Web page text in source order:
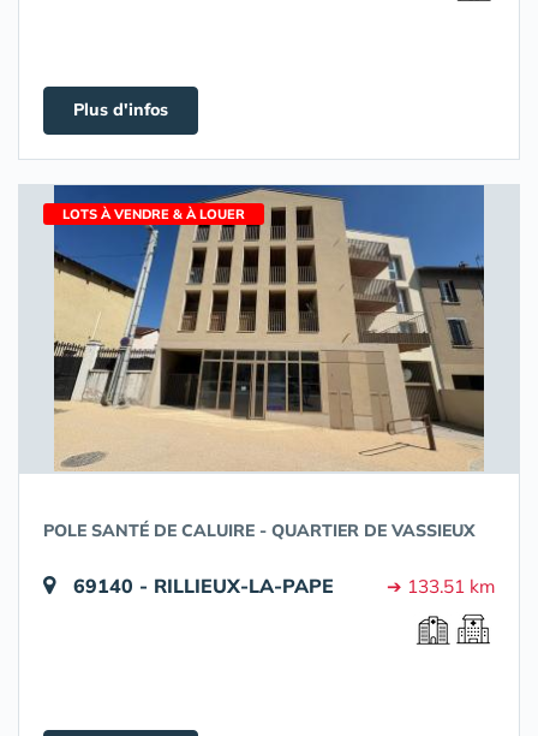
Plus d'infos
LOTS À VENDRE & À LOUER
POLE SANTÉ DE CALUIRE - QUARTIER DE VASSIEUX
69140 - RILLIEUX-LA-PAPE ➔ 133.51 km